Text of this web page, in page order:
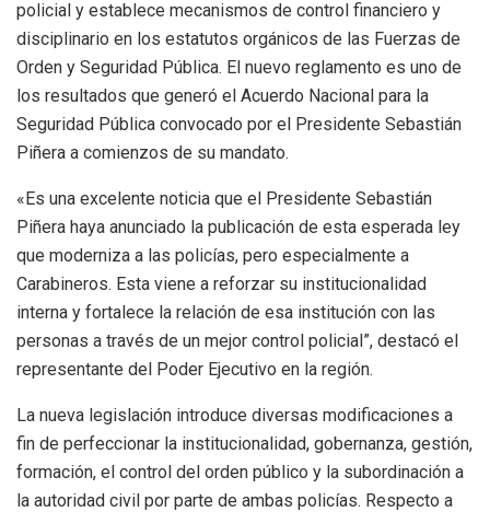
policial y establece mecanismos de control financiero y
disciplinario en los estatutos orgánicos de las Fuerzas de
Orden y Seguridad Pública. El nuevo reglamento es uno de
los resultados que generó el Acuerdo Nacional para la
Seguridad Pública convocado por el Presidente Sebastián
Piñera a comienzos de su mandato.
«Es una excelente noticia que el Presidente Sebastián
Piñera haya anunciado la publicación de esta esperada ley
que moderniza a las policías, pero especialmente a
Carabineros. Esta viene a reforzar su institucionalidad
interna y fortalece la relación de esa institución con las
personas a través de un mejor control policial”, destacó el
representante del Poder Ejecutivo en la región.
La nueva legislación introduce diversas modificaciones a
fin de perfeccionar la institucionalidad, gobernanza, gestión,
formación, el control del orden público y la subordinación a
la autoridad civil por parte de ambas policías. Respecto a